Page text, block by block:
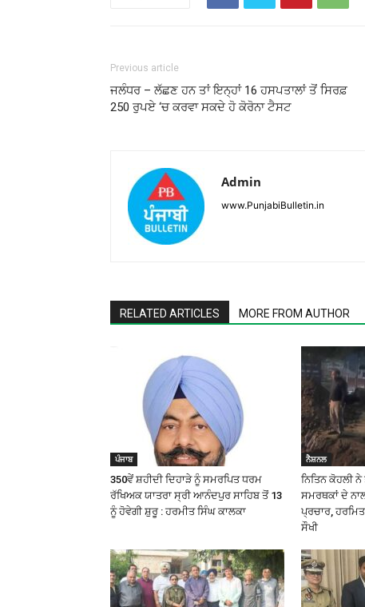
Previous article
ਜਲੰਧਰ – ਲੱਛਣ ਹਨ ਤਾਂ ਇਨ੍ਹਾਂ 16 ਹਸਪਤਾਲਾਂ ਤੋਂ ਸਿਰਫ਼
250 ਰੁਪਏ ‘ਚ ਕਰਵਾ ਸਕਦੇ ਹੋ ਕੋਰੋਨਾ ਟੈਸਟ
Admin
www.PunjabiBulletin.in
RELATED ARTICLES MORE FROM AUTHOR
ਪੰਜਾਬ
350ਵੇਂ ਸ਼ਹੀਦੀ ਦਿਹਾੜੇ ਨੂੰ ਸਮਰਪਿਤ ਧਰਮ
ਰੱਖਿਅਕ ਯਾਤਰਾ ਸ੍ਰੀ ਆਨੰਦਪੁਰ ਸਾਹਿਬ ਤੋਂ 13
ਨੂੰ ਹੋਵੇਗੀ ਸ਼ੁਰੂ : ਹਰਮੀਤ ਸਿੰਘ ਕਾਲਕਾ
ਨੈਸ਼ਨਲ
ਨਿਤਿਨ ਕੋਹਲੀ
ਸਮਰਥਕਾਂ ਦੇ
ਪ੍ਰਚਾਰ,
ਸੌਖੀ